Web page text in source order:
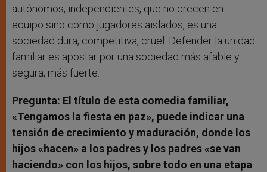
autónomos, independientes, que no crecen en
equipo sino como jugadores aislados, es una
sociedad dura, competitiva, cruel. Defender la unidad
familiar es apostar por una sociedad más afable y
segura, más fuerte.
Pregunta: El título de esta comedia familiar,
«Tengamos la fiesta en paz», puede indicar una
tensión de crecimiento y maduración, donde los
hijos «hacen» a los padres y los padres «se van
haciendo» con los hijos, sobre todo en una etapa